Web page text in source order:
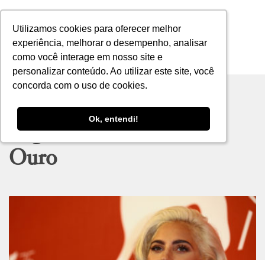
Utilizamos cookies para oferecer melhor
experiência, melhorar o desempenho, analisar
como você interage em nosso site e
personalizar conteúdo. Ao utilizar este site, você
concorda com o uso de cookies.
Ok, entendi!
Utilizamos cookies para oferecer melhor
experiência, melhorar o desempenho, analisar
como você interage em nosso site e
personalizar conteúdo. Ao utilizar este site, você
concorda com o uso de cookies.
Ok, entendi!
MENU
Tag archive: Globo de
Ouro